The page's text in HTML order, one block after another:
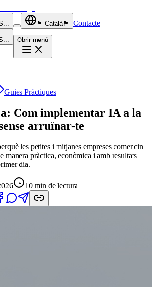
🏴 Català🏴 Contacte
Obrir menú
Guies Pràctiques
Com implementar IA a la
arruïnar-te
les petites i mitjanes empreses comencin
manera pràctica, econòmica i amb resultats
dia.
10 min de lectura